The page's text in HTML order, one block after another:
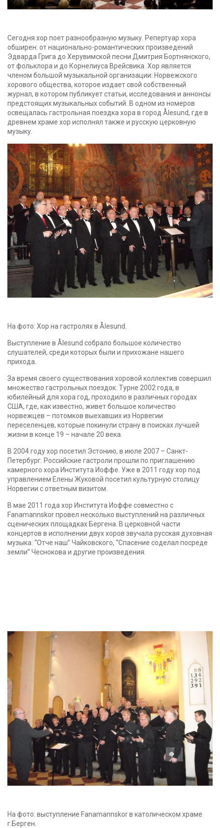
Сегодня хор поет разнообразную музыку. Репертуар хора
обширен: от национально-романтических произведений
Эдварда Грига до Херувимской песни Дмитрия Бортнянского,
от фольклора и до Корнелиуса Врейсвика. Хор является
членом большой музыкальной организации: Норвежского
хорового общества, которое издает свой собственный
журнал, в котором публикует статьи, исследования и аннонсы
предстоящих музыкальных событий. В одном из номеров
освещалась гастрольная поездка хора в город Ålesund, где в
древнем храме хор исполнял также и русскую церковную
музыку.
На фото: Хор на гастролях в Ålesund.
Выступление в Ålesund собрало большое количество
слушателей, среди которых были и прихожане нашего
прихода.
За время своего существования хоровой коллектив совершил
множество гастрольных поездок. Турне 2002 года, в
юбилейный для хора год, проходило в различных городах
США, где, как известно, живет большое количество
норвежцев – потомков выехавших из Норвегии
переселенцев, которые покинули страну в поисках лучшей
жизни в конце 19 – начале 20 века.
В 2004 году хор посетил Эстонию, в июле 2007 – Санкт-
Петербург. Российские гастроли прошли по приглашению
камерного хора Института Иоффе. Уже в 2011 году хор под
управлением Елены Жуковой посетил культурную столицу
Норвегии с ответным визитом.
В мае 2011 года хор Института Иоффе совместно с
Fanamannskor провел несколько выступлений на различных
сценических площадках Бергена. В церковной части
концертов в исполнении двух хоров звучала русская духовная
музыка: “Отче наш” Чайковского, “Спасение соделал посреде
земли” Чеснокова и другие произведения.
На фото: выступление Fanamannskor в католическом храме
г.Берген.